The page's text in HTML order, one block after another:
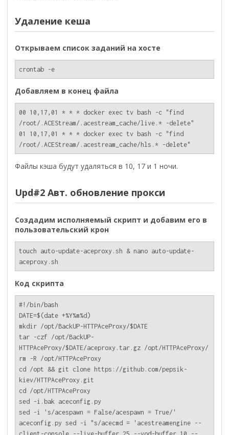
Удаление кеша
Открываем список заданий на хосте
crontab -e
Добавляем в конец файла
00 10,17,01 * * * docker exec tv bash -c "find
/root/.ACEStream/.acestream_cache/live.* -delete"
01 10,17,01 * * * docker exec tv bash -c "find
/root/.ACEStream/.acestream_cache/hls.* -delete"
Файлы кэша будут удаляться в 10, 17 и 1 ночи.
Upd#2 Авт. обновление прокси
Создадим исполняемый скрипт и добавим его в
пользовательский крон
touch auto-update-aceproxy.sh & nano auto-update-
aceproxy.sh
Код скрипта
#!/bin/bash
DATE=$(date +%Y%m%d)
mkdir /opt/BackUP-HTTPAceProxy/$DATE
tar -czf /opt/BackUP-
HTTPAceProxy/$DATE/aceproxy.tar.gz /opt/HTTPAceProxy/
rm -R /opt/HTTPAceProxy
cd /opt && git clone https://github.com/pepsik-
kiev/HTTPAceProxy.git
cd /opt/HTTPAceProxy
sed -i.bak aceconfig.py
sed -i 's/acespawn = False/acespawn = True/'
aceconfig.py sed -i "s/acecmd = 'acestreamengine --